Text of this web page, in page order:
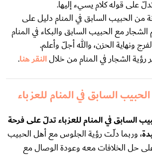
على قوله كلام يسيء إليها.
من الحبيب السابق في المنام دليل على
مع الحبيب السابق والبكاء في المنام
ونهاية الحزن، والله أجلّ وأعلم.
رؤية الشجار في المنام من خلالالنقر هنا.
السابق في المنام للعزباء
السابق في المنام للعزباء تدلّ على فرحة
، وربما دلّـت رؤية الجلوس مع أهل الحبيب
حل الخلافات معه وعودة الوصال مع